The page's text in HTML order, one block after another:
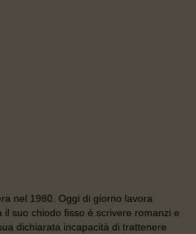
nel 1980. Oggi di giorno lavora
suo chiodo fisso è scrivere romanzi e
dichiarata incapacità di trattenere